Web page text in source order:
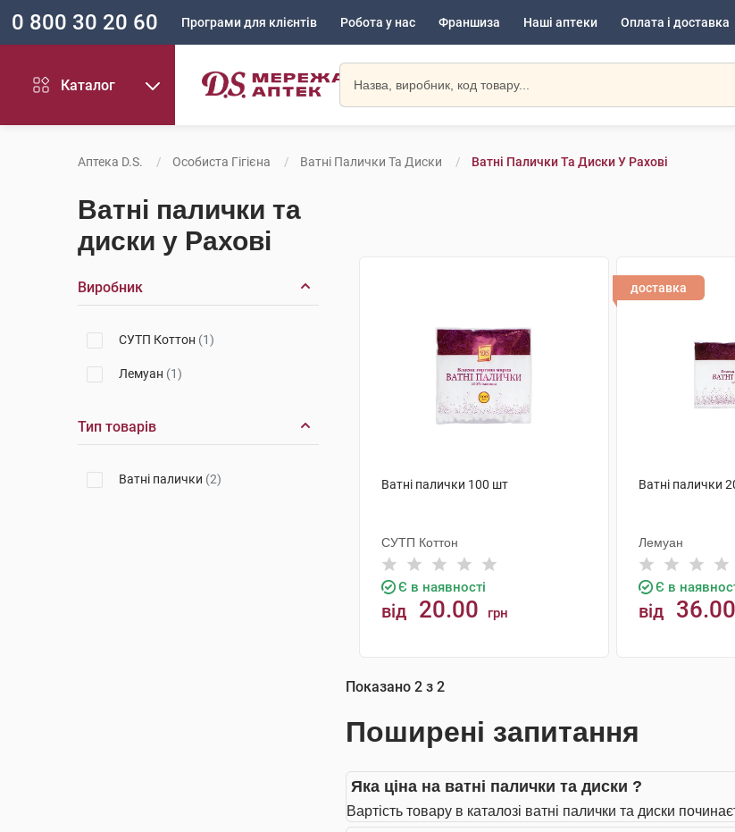
0 800 30 20 60 Програми для клієнтів Робота у нас Франшиза Наші аптеки Оплата і доставка
Каталог
Аптека D.S. Особиста Гігієна Ватні Палички Та Диски Ватні Палички Та Диски У Рахові
Ватні палички та
диски у Рахові
Виробник
СУТП Коттон (1)
Лемуан (1)
Тип товарів
Ватні палички (2) Ватні палички 100 шт
СУТП Коттон
Є в наявності
від 20.00 грн
доставка
Ватні палички
Лемуан
Є в
від 36.00
Показано 2 з 2
Поширені запитання
Яка ціна на ватні палички та диски ?
Вартість товару в каталозі ватні палички та диски